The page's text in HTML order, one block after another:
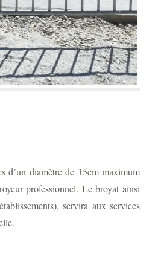
d’un diamètre de 15cm maximum
professionnel. Le broyat ainsi
servira aux services